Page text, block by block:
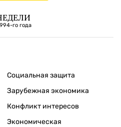
го года
Социальная защита
Зарубежная экономика
Конфликт интересов
Экономическая